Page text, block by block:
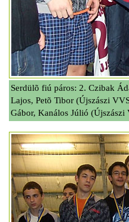
Serdülõ fiú páros: 2. Czibak
Lajos, Petõ Tibor (Újszászi
Gábor, Kanálos Júlió (Újszászi